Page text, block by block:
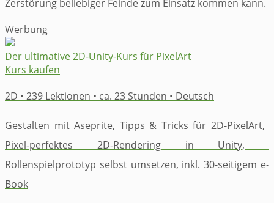
Zerstörung beliebiger Feinde zum Einsatz kommen kann.
Werbung
​Der ultimative 2D-Unity-Kurs für PixelArt
Kurs kaufen
2D • 239 Lektionen • ca. 23 Stunden • Deutsch
​Gestalten mit Aseprite, ​Tipps & Tricks für 2D-​PixelArt, ​
Pixel-perfektes ​2D-​Rendering in Unity​, ​
Rollenspielprototyp selbst ​umsetzen, ​inkl. ​30-seitigem ​e-
Book​